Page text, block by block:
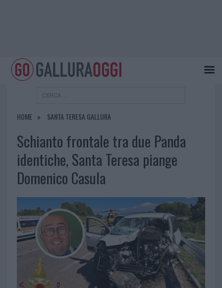
HOME SANTA TERESA GALLURA
Schianto frontale tra due Panda
identiche, Santa Teresa piange
Domenico Casula